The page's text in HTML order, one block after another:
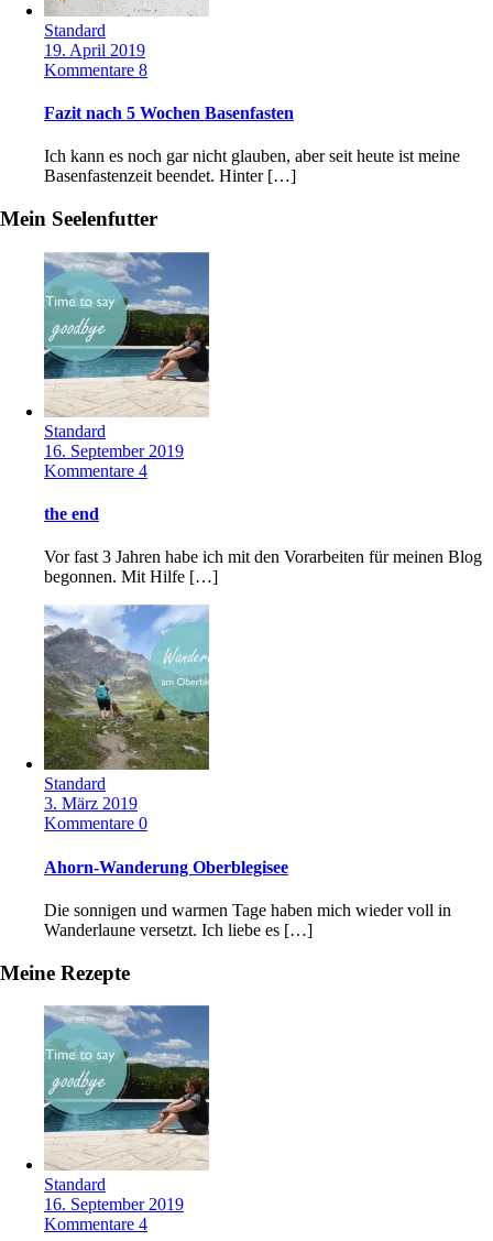
Standard
19. April 2019
Kommentare 8
Fazit nach 5 Wochen Basenfasten
Ich kann es noch gar nicht glauben, aber seit heute ist meine
Basenfastenzeit beendet. Hinter […]
Mein Seelenfutter
Standard
16. September 2019
Kommentare 4
the end
Vor fast 3 Jahren habe ich mit den Vorarbeiten für meinen Blog
begonnen. Mit Hilfe […]
Standard
3. März 2019
Kommentare 0
Ahorn-Wanderung Oberblegisee
Die sonnigen und warmen Tage haben mich wieder voll in
Wanderlaune versetzt. Ich liebe es […]
Meine Rezepte
Standard
16. September 2019
Kommentare 4